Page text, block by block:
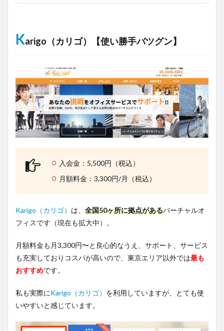
Karigo（カリゴ）【使い勝手バツグン】
入会金：5,500円（税込）
月額料金：3,300円/月（税込）
Karigo（カリゴ） は、 全国50ヶ所に拠点があるバーチャルオ
フィスです（現在も拡大中）。
月額料金も月3,300円〜と良心的なうえ、サポート、サービス
も充実しておりコスパが高いので、東京エリア以外では最も
おすすめです。
私も実際にKarigo（カリゴ） を利用していますが、とても使
いやすいと感じています。